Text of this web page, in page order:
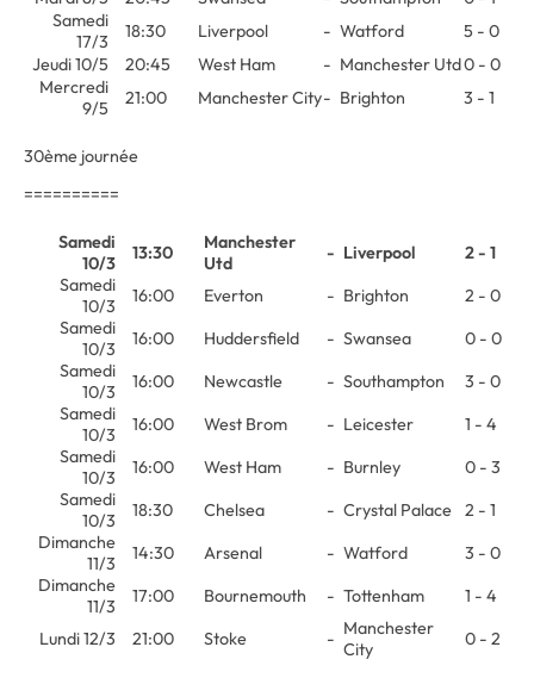
Samedi
17/3
18:30 Liverpool - Watford
5 - 0
Jeudi 10/5
20:45 West Ham - Manchester Utd0 - 0
Mercredi
9/5
21:00 Manchester City- Brighton 3 - 1
30ème journée
==========
Samedi
10/3
13:30
Manchester
Utd
- Liverpool
2 - 1
Samedi
10/3
16:00 Everton - Brighton
2 - 0
Samedi
10/3
16:00 Huddersfield - Swansea
0 - 0
Samedi
10/3
16:00 Newcastle - Southampton
3 - 0
Samedi
10/3
16:00 West Brom - Leicester
1 - 4
Samedi
10/3
16:00 West Ham - Burnley
0 - 3
Samedi
10/3
18:30 Chelsea - Crystal Palace
2 - 1
Dimanche
11/3
14:30 Arsenal - Watford
3 - 0
Dimanche
11/3
17:00 Bournemouth - Tottenham
1 - 4
Lundi 12/3
21:00 Stoke - Manchester
City
0 - 2